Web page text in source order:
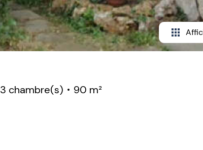
3 chambre(s)
90 m²